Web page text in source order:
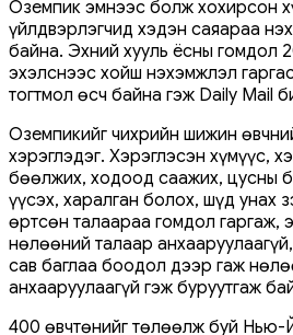
Оземпик эмнээс болж хохирсон
үйлдвэрлэгчид хэдэн саяараа
байна. Эхний хууль ёсны гомдол
эхэлснээс хойш нэхэмжлэл
тогтмол өсч байна гэж Daily Mail
Оземпикийг чихрийн шижин
хэрэглэдэг. Хэрэглэсэн хүмүүс,
бөөлжих, ходоод саажих, цусны
үүсэх, харалган болох, шүд унах
өртсөн талаараа гомдол гаргаж,
нөлөөний талаар
сав баглаа боодол дээр гаж
анхааруулаагүй гэж буруутгаж
400 өвчтөнийг төлөөлж буй Нью-